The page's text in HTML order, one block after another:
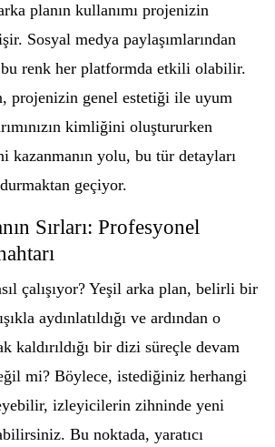
planın kullanımı projenizin
Sosyal medya paylaşımlarından
renk her platformda etkili olabilir.
projenizin genel estetiği ile uyum
kimliğini oluştururken
kazanmanın yolu, bu tür detayları
geçiyor.
Sırları: Profesyonel
çalışıyor? Yeşil arka plan, belirli bir
aydınlatıldığı ve ardından o
kaldırıldığı bir dizi süreçle devam
mi? Böylece, istediğiniz herhangi
izleyicilerin zihninde yeni
Bu noktada, yaratıcı